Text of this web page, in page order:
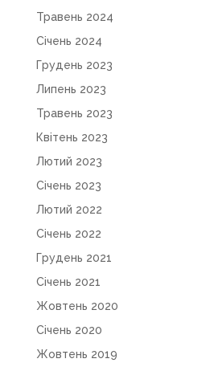
Травень 2024
Січень 2024
Грудень 2023
Липень 2023
Травень 2023
Квітень 2023
Лютий 2023
Січень 2023
Лютий 2022
Січень 2022
Грудень 2021
Січень 2021
Жовтень 2020
Січень 2020
Жовтень 2019